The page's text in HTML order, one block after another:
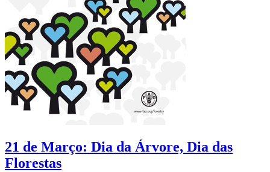
21 de Março: Dia da Árvore, Dia das
Florestas